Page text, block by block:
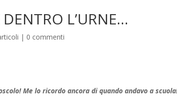
DENTRO L’URNE…
| 0 commenti
Me lo ricordo ancora di quando andavo a